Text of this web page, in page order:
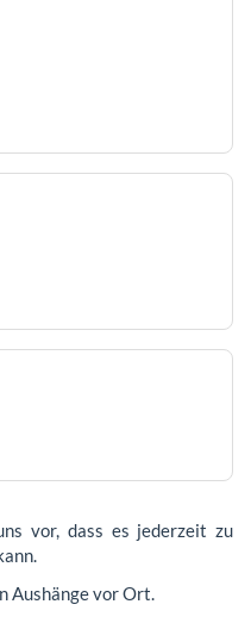
vor, dass es jederzeit zu
Aushänge vor Ort.